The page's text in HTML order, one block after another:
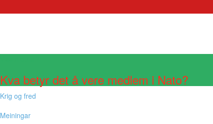
Kva betyr det å vere medlem i Nato?
Krig og fred
Meiningar